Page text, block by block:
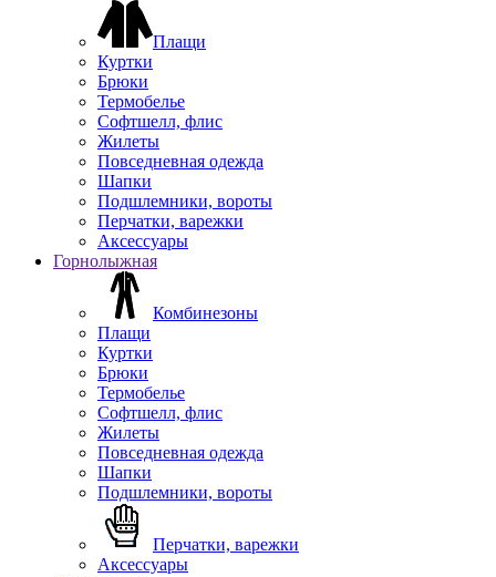
Плащи
Куртки
Брюки
Термобелье
Софтшелл, флис
Жилеты
Повседневная одежда
Шапки
Подшлемники, вороты
Перчатки, варежки
Аксессуары
Горнолыжная
Комбинезоны
Плащи
Куртки
Брюки
Термобелье
Софтшелл, флис
Жилеты
Повседневная одежда
Шапки
Подшлемники, вороты
Перчатки, варежки
Аксессуары